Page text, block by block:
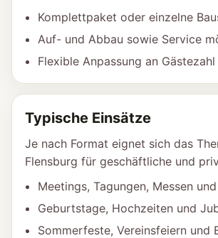
Komplettpaket oder einzelne
Auf- und Abbau sowie Service
Flexible Anpassung an
Typische Einsätze
Je nach Format eignet sich das
Flensburg für geschäftliche und
Meetings, Tagungen, Messen
Geburtstage, Hochzeiten und
Sommerfeste, Vereinsfeiern und